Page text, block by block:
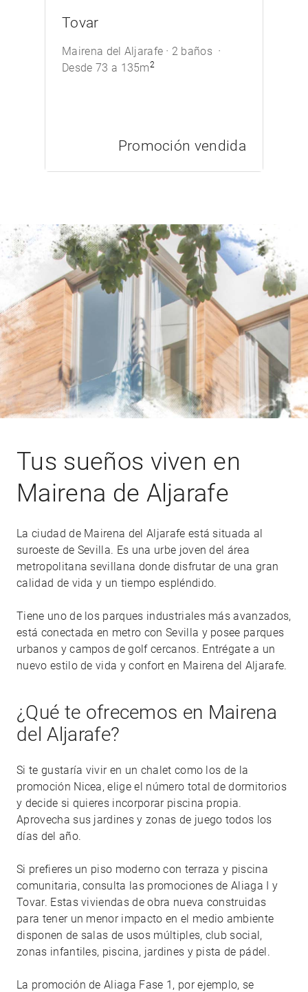
Tovar
Mairena del Aljarafe
2 baños
Desde 73 a 135m2
Promoción vendida
Tus sueños viven en
Mairena de Aljarafe
La ciudad de Mairena del Aljarafe está situada al
suroeste de Sevilla. Es una urbe joven del área
metropolitana sevillana donde disfrutar de una gran
calidad de vida y un tiempo espléndido.
Tiene uno de los parques industriales más avanzados,
está conectada en metro con Sevilla y posee parques
urbanos y campos de golf cercanos. Entrégate a un
nuevo estilo de vida y confort en Mairena del Aljarafe.
¿Qué te ofrecemos en Mairena
del Aljarafe?
Si te gustaría vivir en un chalet como los de la
promoción Nicea, elige el número total de dormitorios
y decide si quieres incorporar piscina propia.
Aprovecha sus jardines y zonas de juego todos los
días del año.
Si prefieres un piso moderno con terraza y piscina
comunitaria, consulta las promociones de Aliaga I y
Tovar. Estas viviendas de obra nueva construidas
para tener un menor impacto en el medio ambiente
disponen de salas de usos múltiples, club social,
zonas infantiles, piscina, jardines y pista de pádel.
La promoción de Aliaga Fase 1, por ejemplo, se